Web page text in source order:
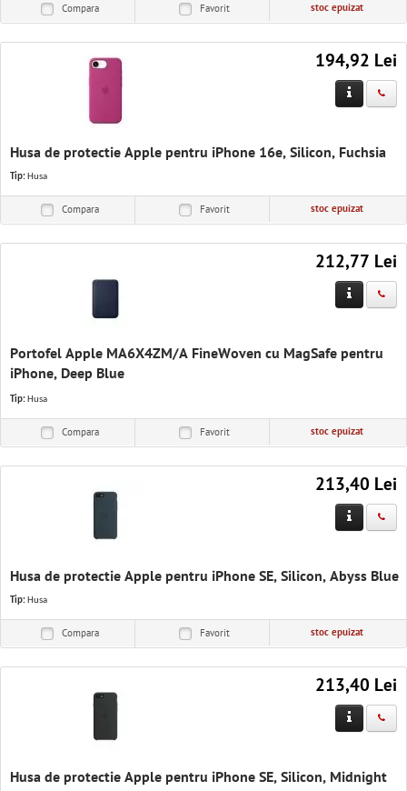
Compara Favorit stoc epuizat
194,92 Lei
Husa de protectie Apple pentru iPhone 16e, Silicon, Fuchsia
Tip: Husa
Compara Favorit stoc epuizat
212,77 Lei
Portofel Apple MA6X4ZM/A FineWoven cu MagSafe pentru
iPhone, Deep Blue
Tip: Husa
Compara Favorit stoc epuizat
213,40 Lei
Husa de protectie Apple pentru iPhone SE, Silicon, Abyss Blue
Tip: Husa
Compara Favorit stoc epuizat
213,40 Lei
Husa de protectie Apple pentru iPhone SE, Silicon, Midnight